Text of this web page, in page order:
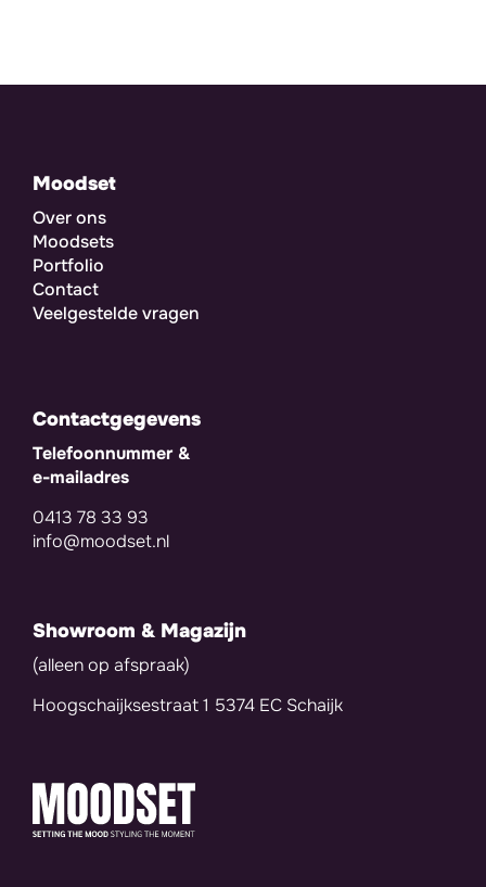
Moodset
Over ons
Moodsets
Portfolio
Contact
Veelgestelde vragen
Contactgegevens
Telefoonnummer &
e-mailadres
0413 78 33 93
info@moodset.nl
Showroom & Magazijn
(alleen op afspraak)
Hoogschaijksestraat 1 5374 EC Schaijk